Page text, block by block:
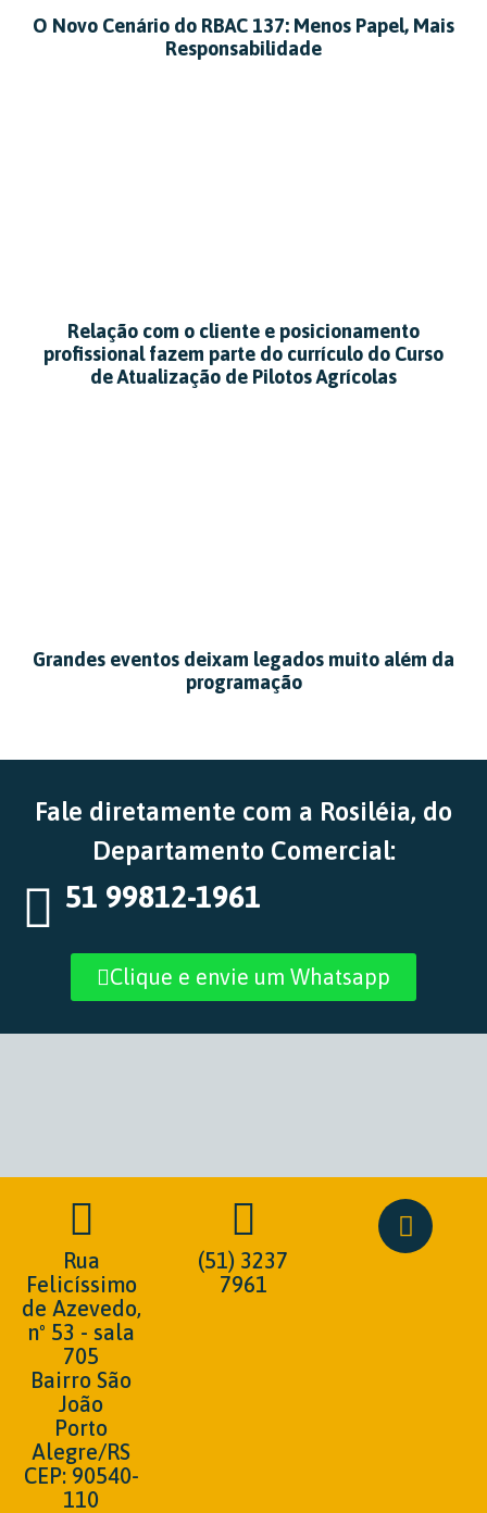
O Novo Cenário do RBAC 137: Menos Papel, Mais
Responsabilidade
Relação com o cliente e posicionamento
profissional fazem parte do currículo do Curso
de Atualização de Pilotos Agrícolas
Grandes eventos deixam legados muito além da
programação
Fale diretamente com a Rosiléia, do
Departamento Comercial:
51 99812-1961
Clique e envie um Whatsapp
Rua
Felicíssimo
de Azevedo,
nº 53 - sala
705
Bairro São
João
Porto
Alegre/RS
CEP: 90540-
110
(51) 3237
7961